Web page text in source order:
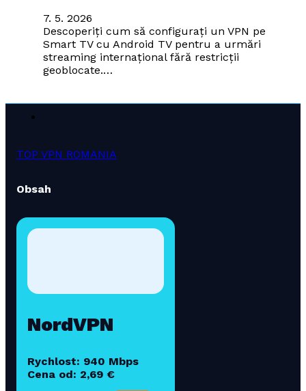
7. 5. 2026
Descoperiți cum să configurați un VPN pe
Smart TV cu Android TV pentru a urmări
streaming internațional fără restricții
geoblocate.…
TOP VPN ROMANIA
Obsah
NordVPN
Rychlost: 940 Mbps
Cena od: 2,69 €